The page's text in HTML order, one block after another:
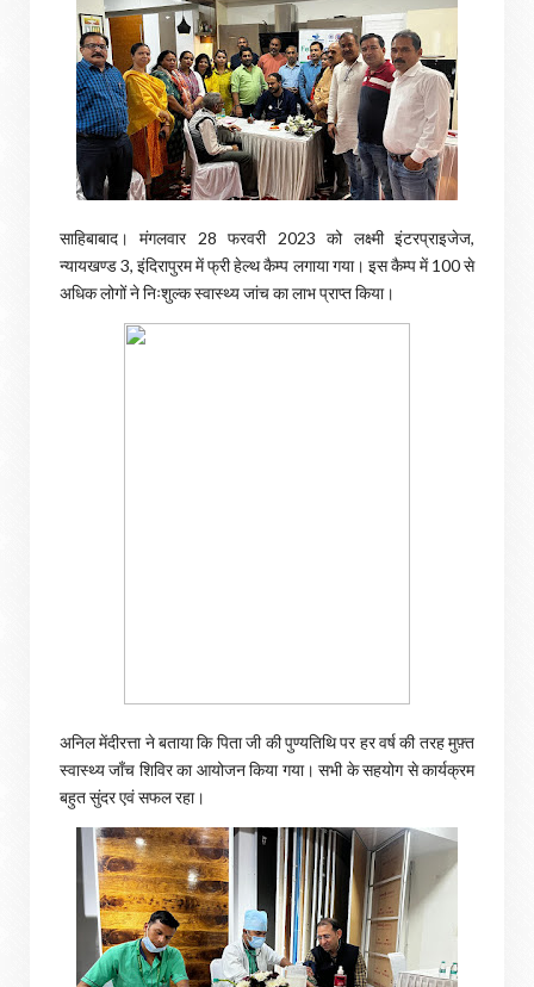
साहिबाबाद। मंगलवार 28 फरवरी 2023 को लक्ष्मी इंटरप्राइजेज,
न्यायखण्ड 3, इंदिरापुरम में फ्री हेल्थ कैम्प लगाया गया। इस कैम्प में 100 से
अधिक लोगों ने निःशुल्क स्वास्थ्य जांच का लाभ प्राप्त किया।
अनिल मेंदीरत्ता ने बताया कि पिता जी की पुण्यतिथि पर हर वर्ष की तरह मुफ़्त
स्वास्थ्य जाँच शिविर का आयोजन किया गया। सभी के सहयोग से कार्यक्रम
बहुत सुंदर एवं सफल रहा।